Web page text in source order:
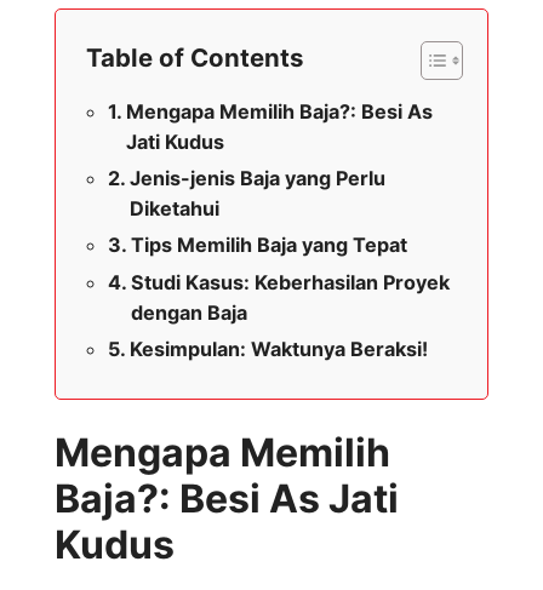
Table of Contents
Mengapa Memilih Baja?: Besi As
Jati Kudus
Jenis-jenis Baja yang Perlu
Diketahui
Tips Memilih Baja yang Tepat
Studi Kasus: Keberhasilan Proyek
dengan Baja
Kesimpulan: Waktunya Beraksi!
Mengapa Memilih
Baja?: Besi As Jati
Kudus